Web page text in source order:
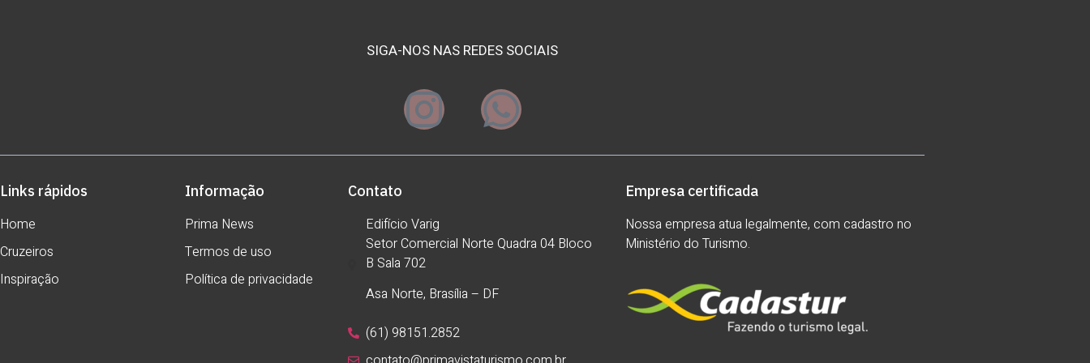
SIGA-NOS NAS REDES SOCIAIS
Links rápidos
Home
Cruzeiros
Inspiração
Informação
Prima News
Termos de uso
Política de privacidade
Contato
Edifício Varig
Setor Comercial Norte Quadra 04 Bloco
B Sala 702
Asa Norte, Brasília – DF
(61) 98151.2852
Empresa certificada
Nossa empresa atua legalmente, com cadastro no
Ministério do Turismo.